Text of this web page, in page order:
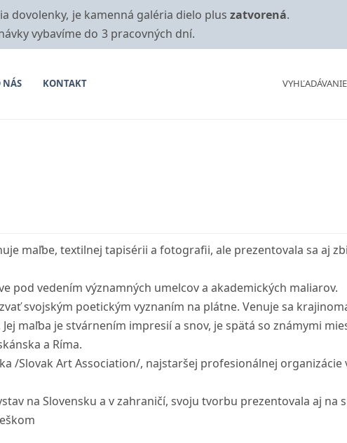
dovolenky, je kamenná galéria dielo plus zatvorená.
vybavíme do 3 pracovných dní.
NÁS KONTAKT VYHĽADÁVANIE
maľbe, textilnej tapisérii a fotografii, ale prezentovala sa aj
pod vedením významných umelcov a akademických maliarov.
svojským poetickým vyznaním na plátne. Venuje sa
maľba je stvárnením impresií a snov, je spätá so známymi
a Ríma.
/Slovak Art Association/, najstaršej profesionálnej organizácie
na Slovensku a v zahraničí, svoju tvorbu prezentovala aj na